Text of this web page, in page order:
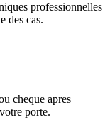
professionnelles
des cas.
cheque apres
porte.